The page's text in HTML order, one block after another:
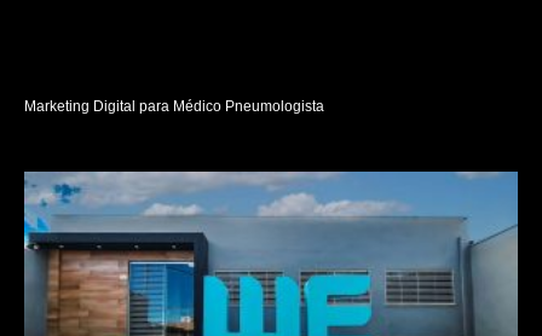
Marketing Digital para Médico Pneumologista